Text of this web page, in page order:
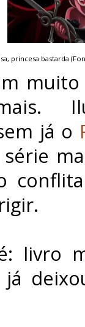
princesa bastarda
já o
livro